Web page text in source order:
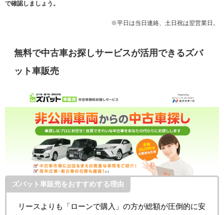
で確認しましょう。
※平日は当日連絡、土日祝は翌営業日。
無料で中古車お探しサービスが活用できるズバ
ット車販売
ズバット車販売をおすすめする理由
リースよりも「ローンで購入」の方が総額が圧倒的に安